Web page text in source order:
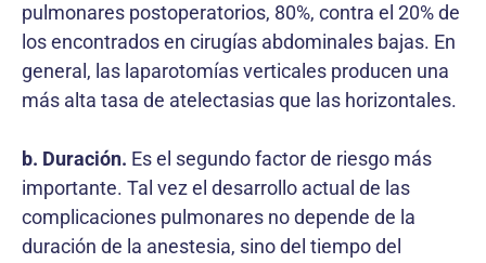
pulmonares postoperatorios, 80%, contra el 20% de
los encontrados en cirugías abdominales bajas. En
general, las laparotomías verticales producen una
más alta tasa de atelectasias que las horizontales.
b. Duración. Es el segundo factor de riesgo más
importante. Tal vez el desarrollo actual de las
complicaciones pulmonares no depende de la
duración de la anestesia, sino del tiempo del